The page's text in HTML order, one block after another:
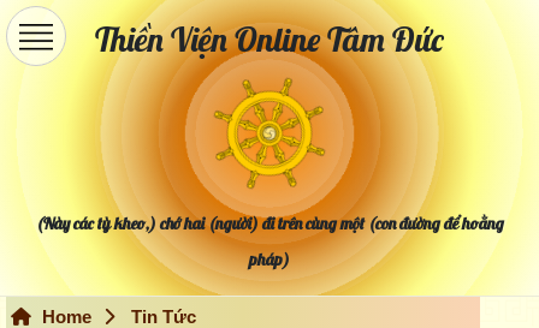
Thiền Viện Online Tâm Đức
(Này các tỳ kheo,) chớ hai (người) đi trên cùng một (con đường để hoằng
pháp)
Home Tin Tức